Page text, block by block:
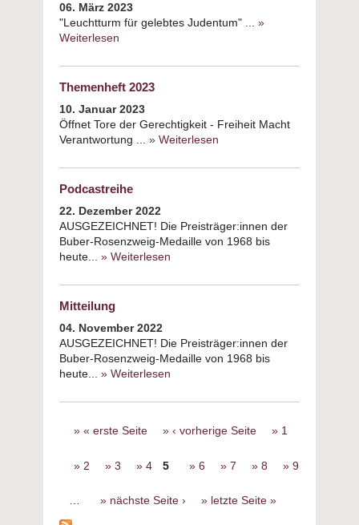
06. März 2023
"Leuchtturm für gelebtes Judentum" ... »
Weiterlesen
Themenheft 2023
10. Januar 2023
Öffnet Tore der Gerechtigkeit - Freiheit Macht
Verantwortung ... » Weiterlesen
Podcastreihe
22. Dezember 2022
AUSGEZEICHNET! Die Preisträger:innen der
Buber-Rosenzweig-Medaille von 1968 bis
heute... » Weiterlesen
Mitteilung
04. November 2022
AUSGEZEICHNET! Die Preisträger:innen der
Buber-Rosenzweig-Medaille von 1968 bis
heute... » Weiterlesen
Seiten
« erste Seite ‹ vorherige Seite 1
2 3 4 5 6 7 8 9
nächste Seite › letzte Seite »